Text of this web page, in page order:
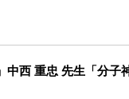
西 重忠 先生「分子